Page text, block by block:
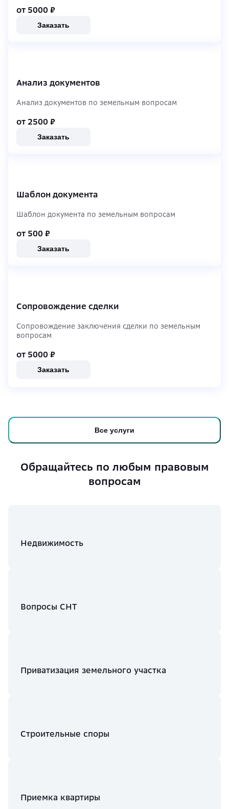
от 5000 ₽
Заказать
Анализ документов
Анализ документов по земельным вопросам
от 2500 ₽
Заказать
Шаблон документа
Шаблон документа по земельным вопросам
от 500 ₽
Заказать
Сопровождение сделки
Сопровождение заключения сделки по земельным
вопросам
от 5000 ₽
Заказать
Все услуги
Обращайтесь по любым правовым
вопросам
Недвижимость
Вопросы СНТ
Приватизация земельного участка
Строительные споры
Приемка квартиры